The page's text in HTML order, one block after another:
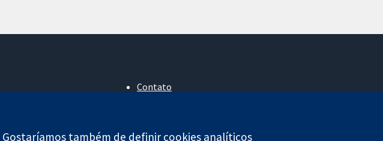
Contato
também de definir cookies analíticos